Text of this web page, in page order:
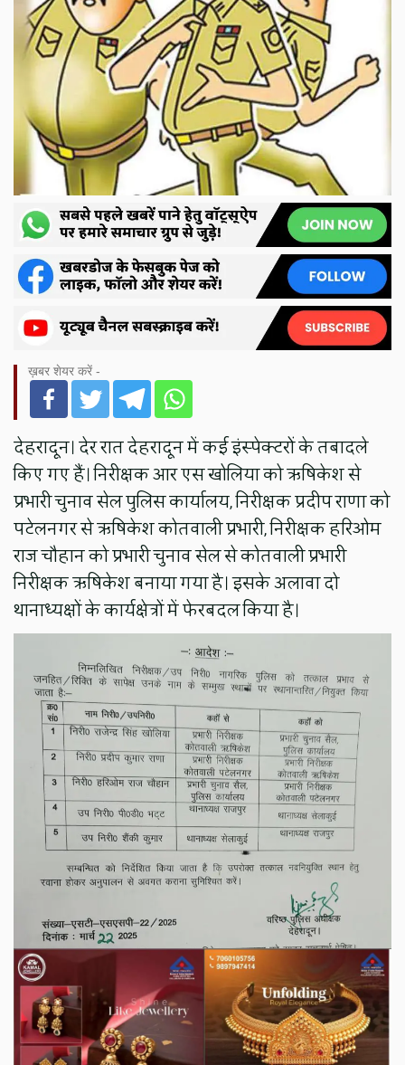
ख़बर शेयर करें -
देहरादून। देर रात देहरादून में कई इंस्पेक्टरों के तबादले
किए गए हैं। निरीक्षक आर एस खोलिया को ऋषिकेश से
प्रभारी चुनाव सेल पुलिस कार्यालय, निरीक्षक प्रदीप राणा को
पटेलनगर से ऋषिकेश कोतवाली प्रभारी, निरीक्षक हरिओम
राज चौहान को प्रभारी चुनाव सेल से कोतवाली प्रभारी
निरीक्षक ऋषिकेश बनाया गया है। इसके अलावा दो
थानाध्यक्षों के कार्यक्षेत्रों में फेरबदल किया है।